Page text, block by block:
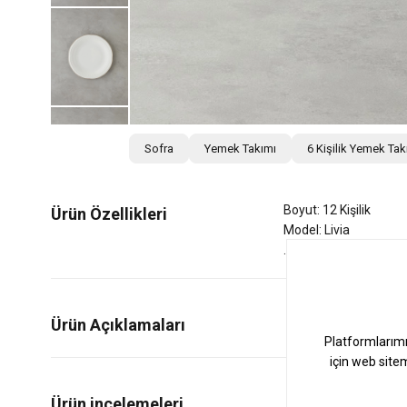
Sofra Yemek Takımı 6 Kişilik Yemek
Ürün Özellikleri
Boyut: 12 Kişilik
Model: Livia
Ürün Açıklamaları